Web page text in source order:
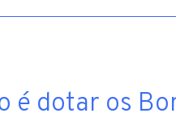
é dotar os